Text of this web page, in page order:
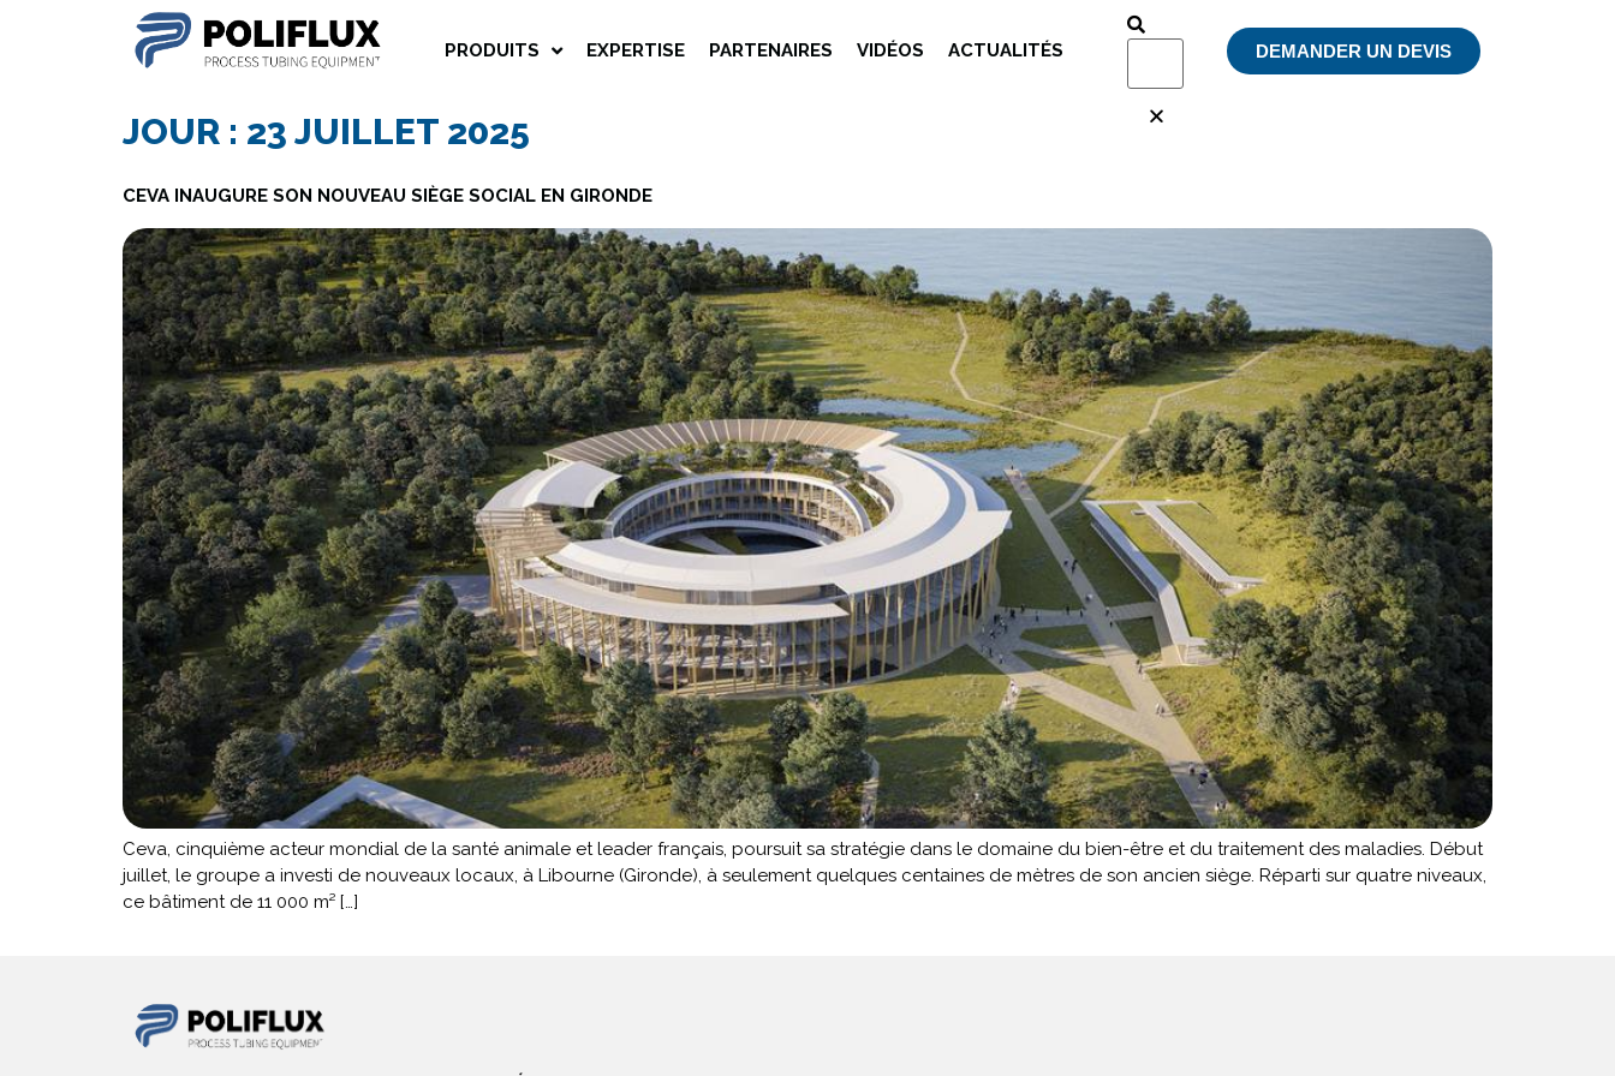
PRODUITS EXPERTISE PARTENAIRES VIDÉOS ACTUALITÉS DEMANDER UN DEVIS
JOUR : 23 JUILLET 2025
CEVA INAUGURE SON NOUVEAU SIÈGE SOCIAL EN GIRONDE
Ceva, cinquième acteur mondial de la santé animale et leader français, poursuit sa stratégie dans le domaine du bien-être et du traitement des maladies. Début
juillet, le groupe a investi de nouveaux locaux, à Libourne (Gironde), à seulement quelques centaines de mètres de son ancien siège. Réparti sur quatre niveaux,
ce bâtiment de 11 000 m² […]